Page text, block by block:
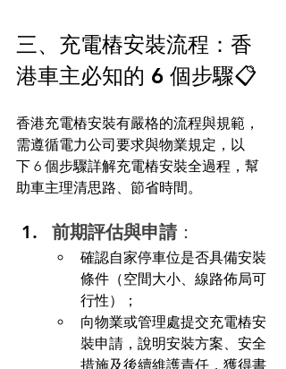
三、充電樁安裝流程：香
港車主必知的 6 個步驟📋
香港充電樁安裝有嚴格的流程與規範，
需遵循電力公司要求與物業規定，以
下 6 個步驟詳解充電樁安裝全過程，幫
助車主理清思路、節省時間。
前期評估與申請：
確認自家停車位是否具備安裝
條件（空間大小、線路佈局可
行性）；
向物業或管理處提交充電樁安
裝申請，說明安裝方案、安全
措施及後續維護責任，獲得書